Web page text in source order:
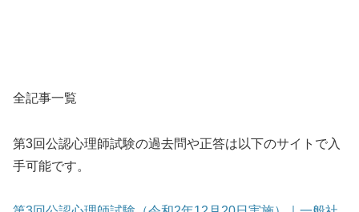
全記事一覧
第3回公認心理師試験の過去問や正答は以下のサイトで入
手可能です。